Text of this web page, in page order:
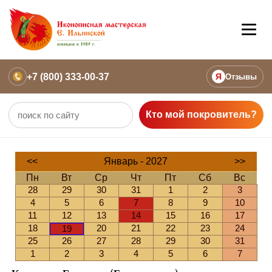
+7 (800) 333-00-37 Я Отзывы
Кто мой покровитель?
<< Январь - 2027
>>
Пн
Вт Ср Чт Пт Сб
Вс
28
29 30 31 1 2
3
4
5 6 7 8 9
10
11
12 13 14 15 16
17
18
19 20 21 22 23
24
25
26 27 28 29 30
31
1
2 3 4 5 6 7